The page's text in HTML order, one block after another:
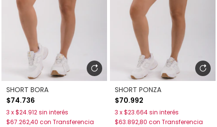
SHORT BORA
$74.736
3 x$24.912sin interés
$67.262,40 con Transferencia
SHORT PONZA
$70.992
3 x$23.664sin interés
$63.892,80 con Transferencia